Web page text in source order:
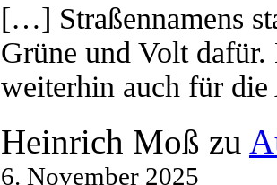
[…] Straßennamens
Grüne und Volt
weiterhin auch für
Heinrich Moß zu
6. November 2025